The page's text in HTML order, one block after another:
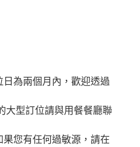
日為兩個月內，歡迎透過
大型訂位請與用餐餐廳聯
果您有任何過敏源，請在